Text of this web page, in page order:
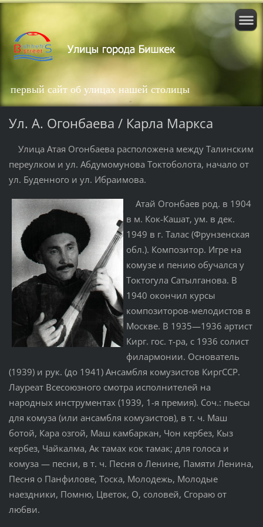
первый сайт об улицах нашей столицы
Ул. А. Огонбаева / Карла Маркса
Улица Атая Огонбаева расположена между Талинским
переулком и ул. Абдумомунова Токтоболота, начало от
ул. Буденного и ул. Ибраимова.
Атай Огонбаев род. в 1904
в м. Кок-Кашат, ум. в дек.
1949 в г. Талас (Фрунзенская
обл.). Композитор. Игре на
комузе и пению обучался у
Токтогула Сатылганова. В
1940 окончил курсы
композиторов-мелодистов в
Москве. В 1935—1936 артист
Кирг. гос. т-ра, с 1936 солист
филармонии. Основатель
(1939) и рук. (до 1941) Ансамбля комузистов КиргССР.
Лауреат Всесоюзного смотра исполнителей на
народных инструментах (1939, 1-я премия). Соч.: пьесы
для комуза (или ансамбля комузистов), в т. ч. Маш
ботой, Кара озгой, Маш камбаркан, Чон кербез, Кыз
кербез, Чайкалма, Ак тамах кок тамак; для голоса и
комуза — песни, в т. ч. Песня о Ленине, Памяти Ленина,
Песня о Панфилове, Тоска, Молодежь, Молодые
наездники, Помню, Цветок, О, соловей, Сгораю от
любви.